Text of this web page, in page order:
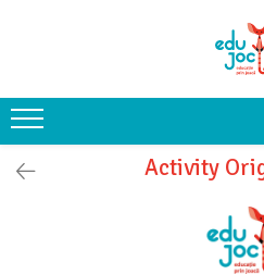
1-2 ani
3-4 ani
5-7 ani
Activity